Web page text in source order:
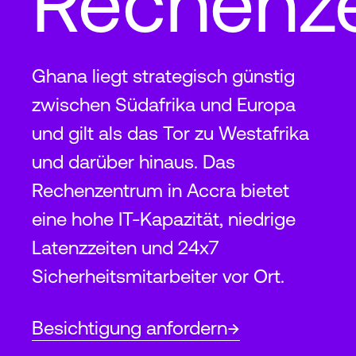
Ghana liegt strategisch günstig
zwischen Südafrika und Europa
und gilt als das Tor zu Westafrika
und darüber hinaus. Das
Rechenzentrum in Accra bietet
eine hohe IT-Kapazität, niedrige
Latenzzeiten und 24x7
Sicherheitsmitarbeiter vor Ort.
Besichtigung anfordern